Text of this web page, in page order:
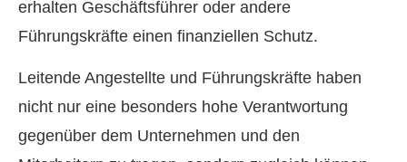
erhalten Geschäftsführer oder andere
Führungskräfte einen finanziellen Schutz.
Leitende Angestellte und Führungskräfte haben
nicht nur eine besonders hohe Verantwortung
gegenüber dem Unternehmen und den